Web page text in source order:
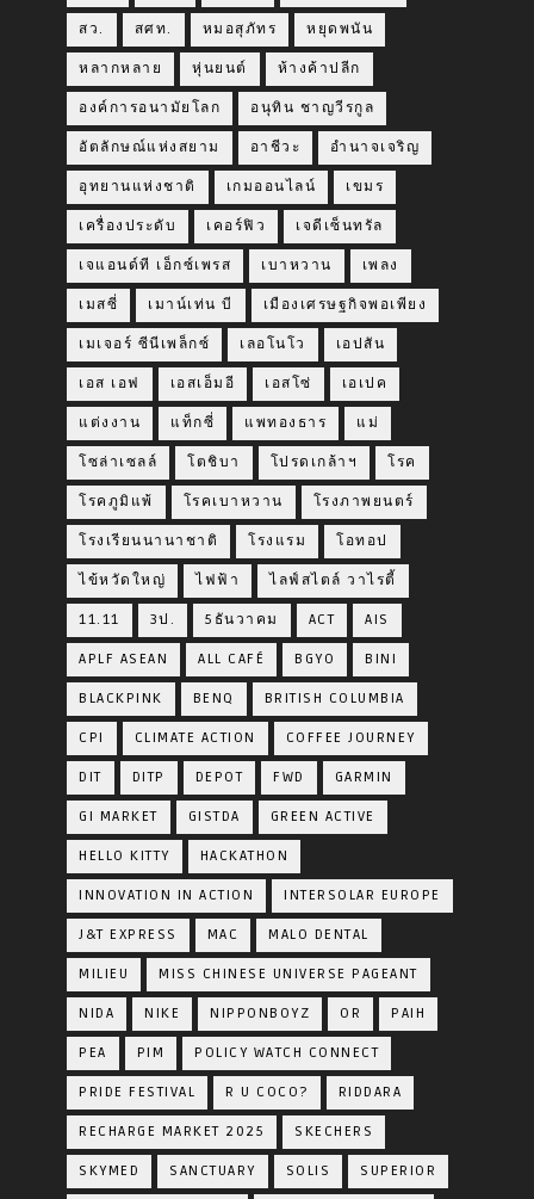
สว. สศท. หมอสุภัทร หยุดพนัน
หลากหลาย หุ่นยนต์ ห้างค้าปลีก
องค์การอนามัยโลก อนุทิน ชาญวีรกูล
อัตลักษณ์แห่งสยาม อาชีวะ อำนาจเจริญ
อุทยานแห่งชาติ เกมออนไลน์ เขมร
เครื่องประดับ เคอร์ฟิว เจดีเซ็นทรัล
เจแอนด์ที เอ็กซ์เพรส เบาหวาน เพลง
เมสซี่ เมาน์เท่น บี เมืองเศรษฐกิจพอเพียง
เมเจอร์ ซีนีเพล็กซ์ เลอโนโว เอปสัน
เอส เอฟ เอสเอ็มอี เอสโซ่ เอเปค
แต่งงาน แท็กซี่ แพทองธาร แม่
โซล่าเซลล์ โตชิบา โปรดเกล้าฯ โรค
โรคภูมิแพ้ โรคเบาหวาน โรงภาพยนตร์
โรงเรียนนานาชาติ โรงแรม โอทอป
ไข้หวัดใหญ่ ไฟฟ้า ไลฟ์สไตล์ วาไรตี้
11.11 3ป. 5ธันวาคม ACT AIS
APLF ASEAN ALL CAFÉ BGYO BINI
BLACKPINK BENQ BRITISH COLUMBIA
CPI CLIMATE ACTION COFFEE JOURNEY
DIT DITP DEPOT FWD GARMIN
GI MARKET GISTDA GREEN ACTIVE
HELLO KITTY HACKATHON
INNOVATION IN ACTION INTERSOLAR EUROPE
J&T EXPRESS MAC MALO DENTAL
MILIEU MISS CHINESE UNIVERSE PAGEANT
NIDA NIKE NIPPONBOYZ OR PAIH
PEA PIM POLICY WATCH CONNECT
PRIDE FESTIVAL R U COCO? RIDDARA
RECHARGE MARKET 2025 SKECHERS
SKYMED SANCTUARY SOLIS SUPERIOR